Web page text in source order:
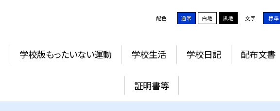
配色 通常 白地 黒地 文字 標準
学校版もったいない運動 学校生活 学校日記 配布文書
証明書等